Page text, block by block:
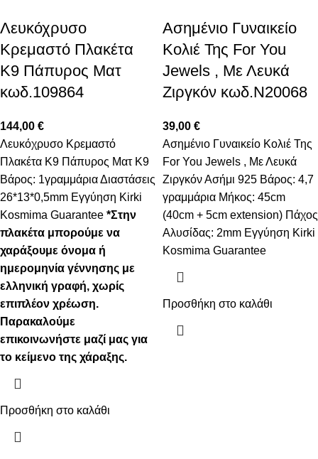
Λευκόχρυσο
Κρεμαστό Πλακέτα
K9 Πάπυρος Ματ
κωδ.109864
144,00 €
Λευκόχρυσο Κρεμαστό
Πλακέτα K9 Πάπυρος Ματ Κ9
Βάρος: 1γραμμάρια Διαστάσεις
26*13*0,5mm Εγγύηση Kirki
Kosmima Guarantee *Στην
πλακέτα μπορούμε να
χαράξουμε όνομα ή
ημερομηνία γέννησης με
ελληνική γραφή, χωρίς
επιπλέον χρέωση.
Παρακαλούμε
επικοινωνήστε μαζί μας για
το κείμενο της χάραξης.
Προσθήκη στο καλάθι
Ασημένιο Γυναικείο
Κολιέ Της For You
Jewels , Με Λευκά
Ζιργκόν κωδ.N20068
39,00 €
Ασημένιο Γυναικείο Κολιέ Της
For You Jewels , Με Λευκά
Ζιργκόν Ασήμι 925 Βάρος: 4,7
γραμμάρια Μήκος: 45cm
(40cm + 5cm extension) Πάχος
Αλυσίδας: 2mm Εγγύηση Kirki
Kosmima Guarantee
Προσθήκη στο καλάθι